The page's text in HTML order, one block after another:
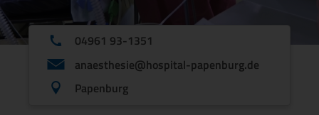
04961 93-1351
anaesthesie@hospital-papenburg.de
Papenburg